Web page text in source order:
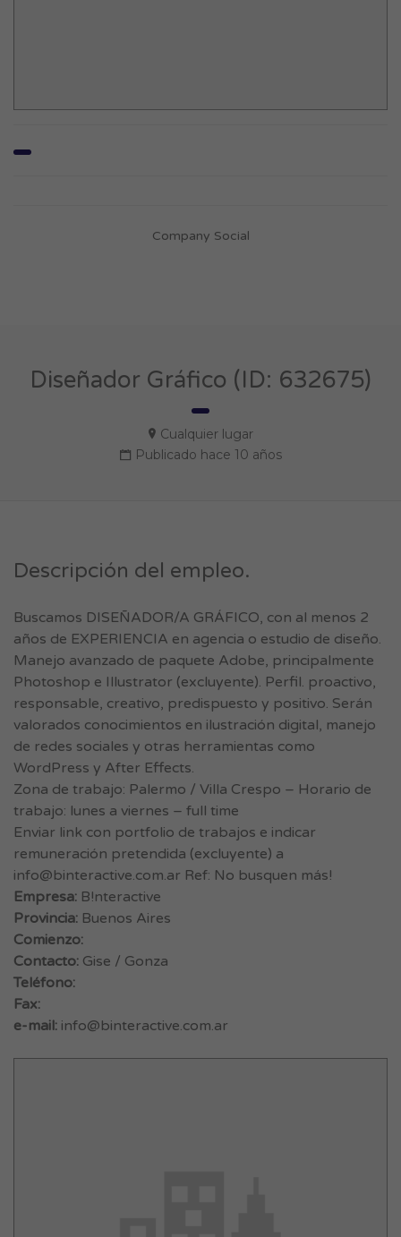
Company Social
Diseñador Gráfico (ID: 632675)
Cualquier lugar
Publicado hace 10 años
Descripción del empleo.
Buscamos DISEÑADOR/A GRÁFICO, con al menos 2
años de EXPERIENCIA en agencia o estudio de diseño.
Manejo avanzado de paquete Adobe, principalmente
Photoshop e Illustrator (excluyente). Perfil. proactivo,
responsable, creativo, predispuesto y positivo. Serán
valorados conocimientos en ilustración digital, manejo
de redes sociales y otras herramientas como
WordPress y After Effects.
Zona de trabajo: Palermo / Villa Crespo – Horario de
trabajo: lunes a viernes – full time
Enviar link con portfolio de trabajos e indicar
remuneración pretendida (excluyente) a
info@binteractive.com.ar Ref: No busquen más!
Empresa: B!nteractive
Provincia: Buenos Aires
Comienzo:
Contacto: Gise / Gonza
Teléfono:
Fax:
e-mail: info@binteractive.com.ar